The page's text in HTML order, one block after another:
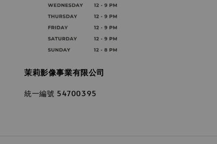
茉莉影像事業有限公司
統一編號 54700395